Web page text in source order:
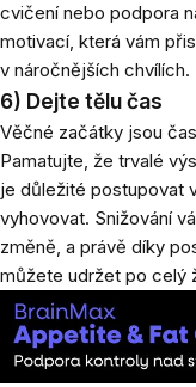
cvičení nebo podpora
motivací, která vám
v náročnějších chvílích.
6) Dejte tělu čas
Věčné začátky jsou
Pamatujte, že trvalé
je důležité postupovat
vyhovovat. Snižování
změně, a právě díky
můžete udržet po celý